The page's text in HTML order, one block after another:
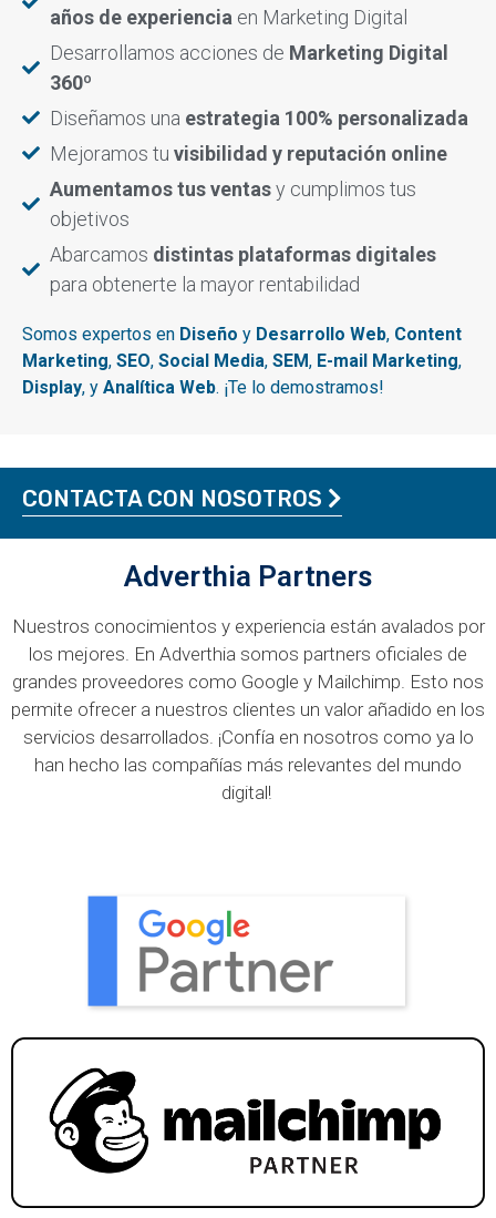
años de experiencia en Marketing Digital
Desarrollamos acciones de Marketing Digital
360º
Diseñamos una estrategia 100% personalizada
Mejoramos tu visibilidad y reputación online
Aumentamos tus ventasy cumplimos tus
objetivos
Abarcamos distintas plataformas digitales
para obtenerte la mayor rentabilidad
Somos expertos en Diseño y Desarrollo Web, Content
Marketing, SEO, Social Media, SEM, E-mail Marketing,
Display, y Analítica Web. ¡Te lo demostramos!
CONTACTA CON NOSOTROS
Adverthia Partners
Nuestros conocimientos y experiencia están avalados por
los mejores. En Adverthia somos partners oficiales de
grandes proveedores como Google y Mailchimp. Esto nos
permite ofrecer a nuestros clientes un valor añadido en los
servicios desarrollados. ¡Confía en nosotros como ya lo
han hecho las compañías más relevantes del mundo
digital!